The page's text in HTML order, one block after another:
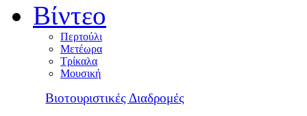
Βίντεο
Περτούλι
Μετέωρα
Τρίκαλα
Μουσική
Βιοτουριστικές Διαδρομές